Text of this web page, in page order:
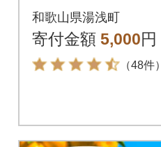
有田みかん1kg
和歌山県湯浅町
寄付金額 5,000円
（48件）